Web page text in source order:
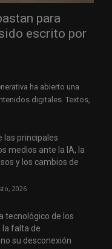
para
escrito por
ha abierto una
digitales. Textos,
las principales
medios ante la IA, la
y los cambios de
2026
tecnológico de los
la falta de
su desconexión